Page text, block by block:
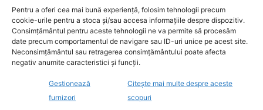
Pentru a oferi cea mai bună experiență, folosim tehnologii precum
cookie-urile pentru a stoca și/sau accesa informațiile despre dispozitiv.
Consimțământul pentru aceste tehnologii ne va permite să procesăm
date precum comportamentul de navigare sau ID-uri unice pe acest site.
Neconsimțământul sau retragerea consimțământului poate afecta
negativ anumite caracteristici și funcții.
Gestionează
furnizori
Citește mai multe despre aceste
scopuri
Cristoiu: Bolojan, Fritz, Kelemen au tot
interesul să blocheze formarea unui…
Ion Cristoiu a lansat, miercuri seară, în
direct la Realitatea PLUS, un atac dur